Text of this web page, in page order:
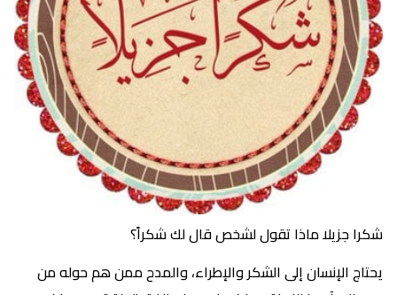
شكرا جزيلا ماذا تقول لشخص قال لك شكراً؟
يحتاج الإنسان إلى الشكر والإطراء، والمدح ممن هم حوله من